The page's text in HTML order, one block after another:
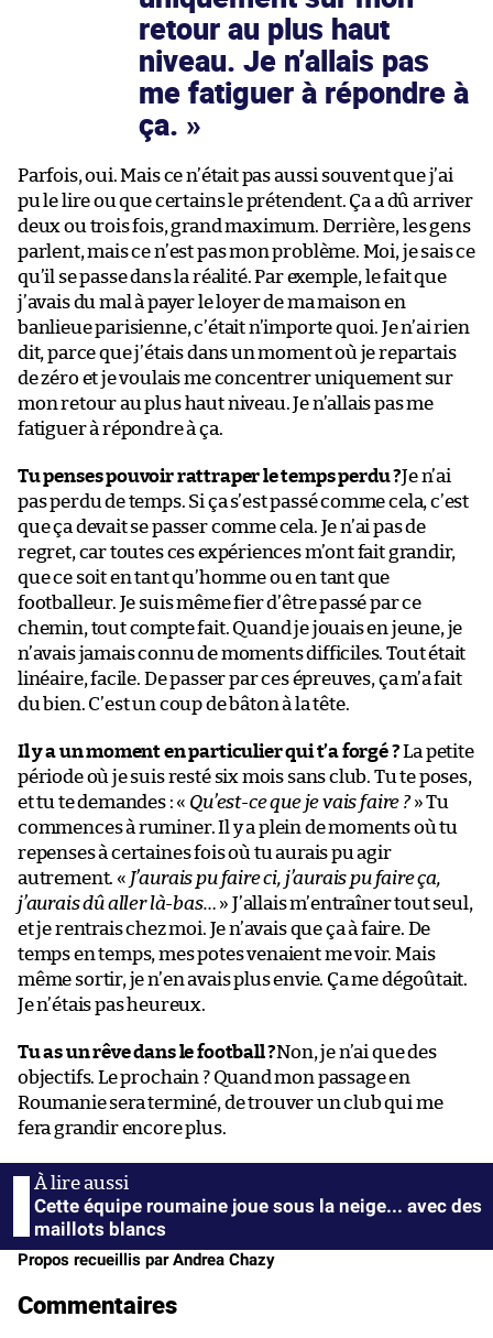
retour au plus haut
niveau. Je n’allais pas
me fatiguer à répondre à
ça.
Parfois, oui. Mais ce n’était pas aussi souvent que j’ai
pu le lire ou que certains le prétendent. Ça a dû arriver
deux ou trois fois, grand maximum. Derrière, les gens
parlent, mais ce n’est pas mon problème. Moi, je sais ce
qu’il se passe dans la réalité. Par exemple, le fait que
j’avais du mal à payer le loyer de ma maison en
banlieue parisienne, c’était n’importe quoi. Je n’ai rien
dit, parce que j’étais dans un moment où je repartais
de zéro et je voulais me concentrer uniquement sur
mon retour au plus haut niveau. Je n’allais pas me
fatiguer à répondre à ça.
Tu penses pouvoir rattraper le temps perdu ?Je n’ai
pas perdu de temps. Si ça s’est passé comme cela, c’est
que ça devait se passer comme cela. Je n’ai pas de
regret, car toutes ces expériences m’ont fait grandir,
que ce soit en tant qu’homme ou en tant que
footballeur. Je suis même fier d’être passé par ce
chemin, tout compte fait. Quand je jouais en jeune, je
n’avais jamais connu de moments difficiles. Tout était
linéaire, facile. De passer par ces épreuves, ça m’a fait
du bien. C’est un coup de bâton à la tête.
Il y a un moment en particulier qui t’a forgé ?La petite
période où je suis resté six mois sans club. Tu te poses,
et tu te demandes : « Qu’est-ce que je vais faire ?» Tu
commences à ruminer. Il y a plein de moments où tu
repenses à certaines fois où tu aurais pu agir
autrement. « J’aurais pu faire ci, j’aurais pu faire ça,
j’aurais dû aller là-bas… » J’allais m’entraîner tout seul,
et je rentrais chez moi. Je n’avais que ça à faire. De
temps en temps, mes potes venaient me voir. Mais
même sortir, je n’en avais plus envie. Ça me dégoûtait.
Je n’étais pas heureux.
Tu as un rêve dans le football ?Non, je n’ai que des
objectifs. Le prochain ? Quand mon passage en
Roumanie sera terminé, de trouver un club qui me
fera grandir encore plus.
Cette équipe roumaine joue sous la neige... avec des
maillots blancs
Propos recueillis par Andrea Chazy
Commentaires